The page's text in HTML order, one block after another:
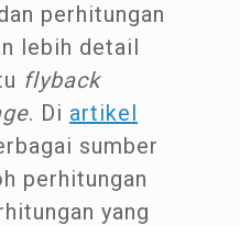
perhitungan
lebih detail
flyback
. Di artikel
sumber
perhitungan
yang